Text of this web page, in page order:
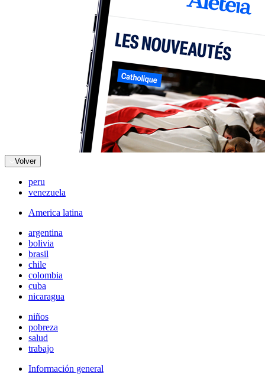
Volver
peru
venezuela
America latina
argentina
bolivia
brasil
chile
colombia
cuba
nicaragua
niños
pobreza
salud
trabajo
Información general